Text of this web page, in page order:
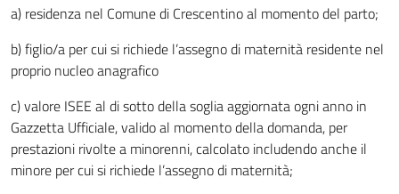
a) residenza nel Comune di Crescentino al momento del parto;
b) figlio/a per cui si richiede l’assegno di maternità residente nel
proprio nucleo anagrafico
c) valore ISEE al di sotto della soglia aggiornata ogni anno in
Gazzetta Ufficiale, valido al momento della domanda, per
prestazioni rivolte a minorenni, calcolato includendo anche il
minore per cui si richiede l’assegno di maternità;